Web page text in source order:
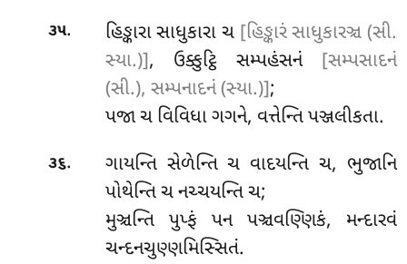
૩૫. હિઙ્કારા સાધુકારા ચ [હિઙ્કારં સાધુકારઞ્ચ (સી.
સ્યા.)], ઉક્કુટ્ઠિ સમ્પહંસનં [સમ્પસાદનં
(સી.), સમ્પનાદનં (સ્યા.)];
પજા ચ વિવિધા ગગને, વત્તેન્તિ પઞ્જલીકતા.
૩૬.
ગાયન્તિ સેળેન્તિ ચ વાદયન્તિ ચ, ભુજાનિ
પોથેન્તિ ચ નચ્ચયન્તિ ચ;
મુઞ્ચન્તિ પુપ્ફં પન પઞ્ચવણ્ણિકં, મન્દારવં
ચન્દનચુણ્ણમિસ્સિતં.